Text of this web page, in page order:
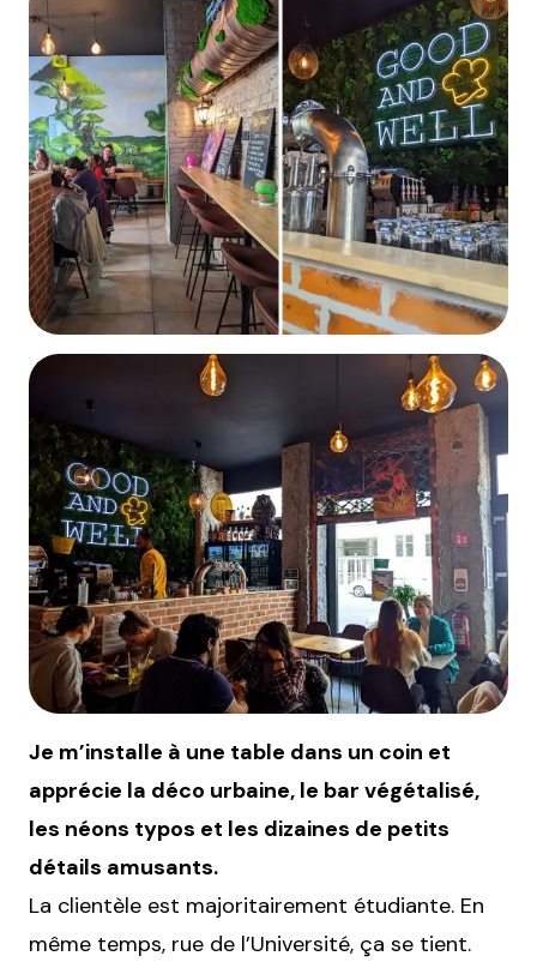
Je m’installe à une table dans un coin et
apprécie la déco urbaine, le bar végétalisé,
les néons typos et les dizaines de petits
détails amusants.
La clientèle est majoritairement étudiante. En
même temps, rue de l’Université, ça se tient.